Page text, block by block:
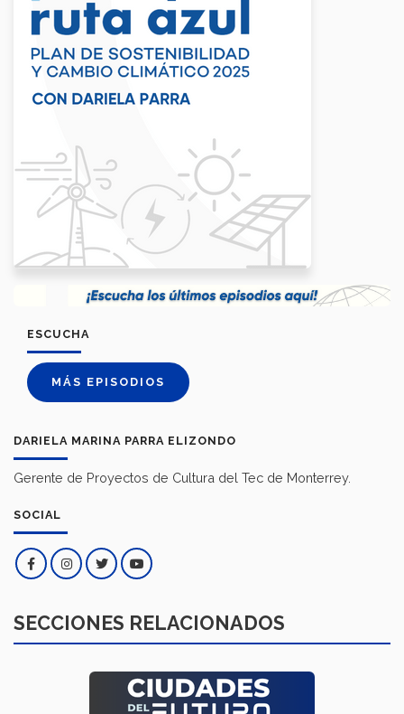
ESCUCHA
MÁS EPISODIOS
DARIELA MARINA PARRA ELIZONDO
Gerente de Proyectos de Cultura del Tec de Monterrey.
SOCIAL
SECCIONES RELACIONADOS